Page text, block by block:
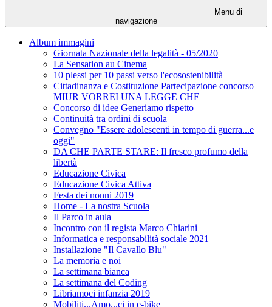
Menu di
navigazione
Album immagini
Giornata Nazionale della legalità - 05/2020
La Sensation au Cinema
10 plessi per 10 passi verso l'ecosostenibilità
Cittadinanza e Costituzione Partecipazione concorso
MIUR VORREI UNA LEGGE CHE
Concorso di idee Generiamo rispetto
Continuità tra ordini di scuola
Convegno "Essere adolescenti in tempo di guerra...e
oggi"
DA CHE PARTE STARE: Il fresco profumo della
libertà
Educazione Civica
Educazione Civica Attiva
Festa dei nonni 2019
Home - La nostra Scuola
Il Parco in aula
Incontro con il regista Marco Chiarini
Informatica e responsabilità sociale 2021
Installazione "Il Cavallo Blu"
La memoria e noi
La settimana bianca
La settimana del Coding
Libriamoci infanzia 2019
Mobiliti...Amo...ci in e-bike